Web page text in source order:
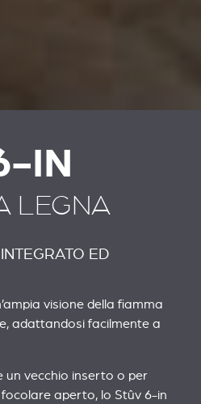
IN
LEGNA
ED
visione della fiamma
adattandosi facilmente a
vecchio inserto o per
aperto, lo Stûv 6-in